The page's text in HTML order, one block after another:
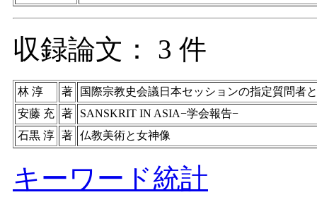
収録論文： 3 件
林 淳 著
国際宗教史会議日本セッションの指定質問者
安藤 充 著
SANSKRIT IN ASIA−学会報告−
石黒 淳 著 仏教美術と女神像
キーワード統計